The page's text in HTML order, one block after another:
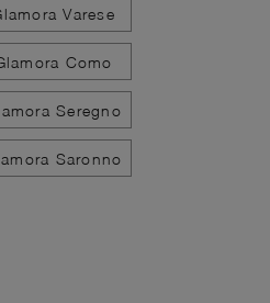
Varese
Como
Seregno
Saronno